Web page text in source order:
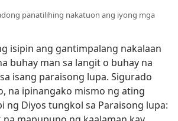
panatilihing nakatuon ang iyong mga
isipin ang gantimpalang nakalaan
buhay man sa langit o buhay na
isang paraisong lupa. Sigurado
na ipinangako mismo ng ating
ng Diyos tungkol sa Paraisong lupa: